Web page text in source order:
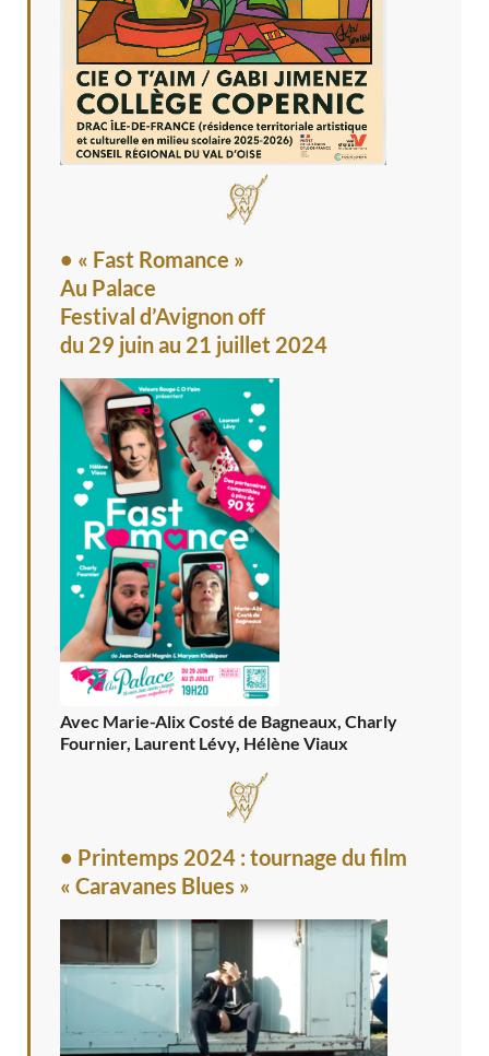
• « Fast Romance »
Au Palace
Festival d’Avignon off
du 29 juin au 21 juillet 2024
Avec Marie-Alix Costé de Bagneaux, Charly
Fournier, Laurent Lévy, Hélène Viaux
• Printemps 2024 : tournage du film
« Caravanes Blues »